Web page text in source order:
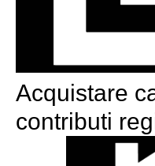
Acquistare
contributi